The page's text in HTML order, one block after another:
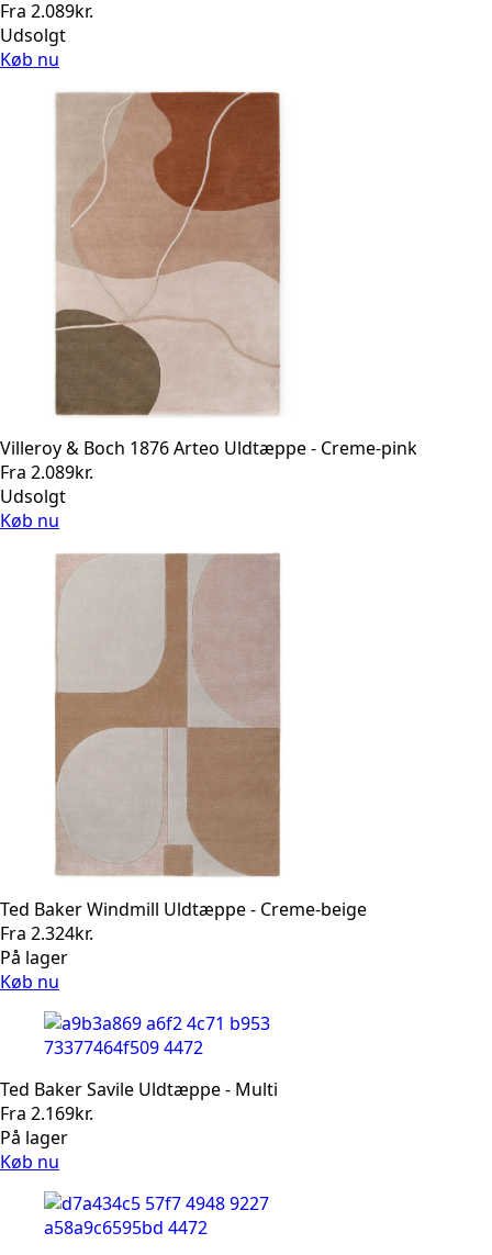
Fra 2.089kr.
Udsolgt
Køb nu
Villeroy & Boch 1876 Arteo Uldtæppe - Creme-pink
Fra 2.089kr.
Udsolgt
Køb nu
Ted Baker Windmill Uldtæppe - Creme-beige
Fra 2.324kr.
På lager
Køb nu
Ted Baker Savile Uldtæppe - Multi
Fra 2.169kr.
På lager
Køb nu